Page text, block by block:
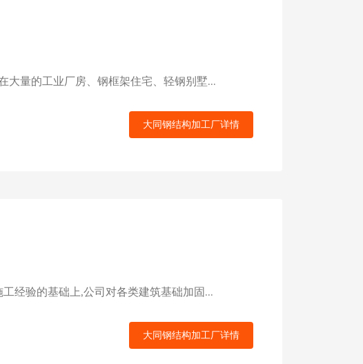
大量的工业厂房、钢框架住宅、轻钢别墅...
大同钢结构加工厂详情
经验的基础上,公司对各类建筑基础加固...
大同钢结构加工厂详情